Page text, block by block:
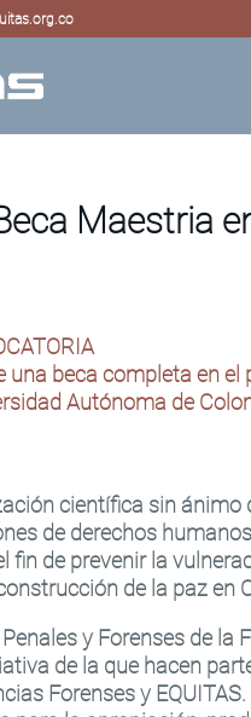
Maestria
una beca completa en
Autónoma de
científica sin ánimo
de derechos
fin de prevenir la
de la paz en
y Forenses de la
de la que hacen
Forenses y